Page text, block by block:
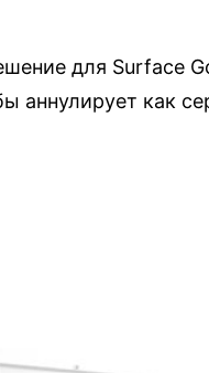
для Surface
аннулирует как